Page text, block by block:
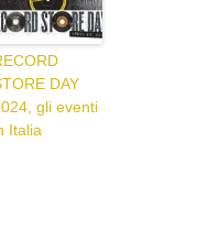
DAY
gli eventi
Italia